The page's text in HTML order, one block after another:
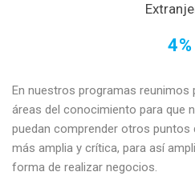
4%
En nuestros programas
áreas del conocimiento para que
puedan comprender otros puntos
más amplia y crítica, para así
forma de realizar negocios.